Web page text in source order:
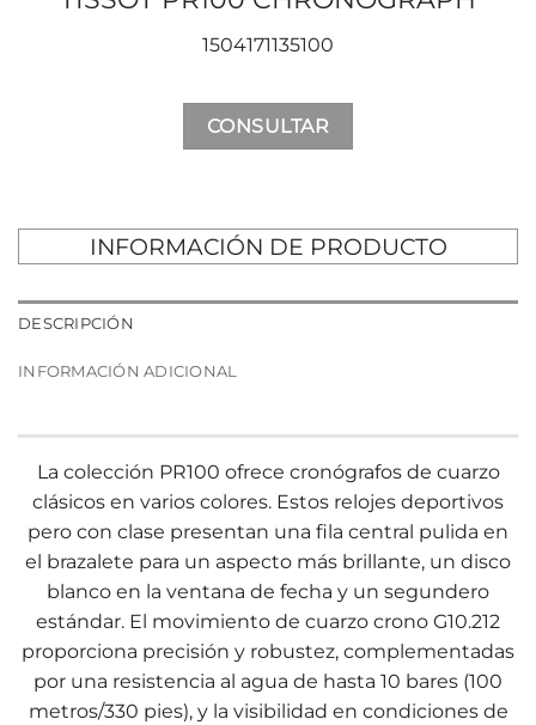
1504171135100
CONSULTAR
INFORMACIÓN DE PRODUCTO
DESCRIPCIÓN
INFORMACIÓN ADICIONAL
La colección PR100 ofrece cronógrafos de cuarzo
clásicos en varios colores. Estos relojes deportivos
pero con clase presentan una fila central pulida en
el brazalete para un aspecto más brillante, un disco
blanco en la ventana de fecha y un segundero
estándar. El movimiento de cuarzo crono G10.212
proporciona precisión y robustez, complementadas
por una resistencia al agua de hasta 10 bares (100
metros/330 pies), y la visibilidad en condiciones de